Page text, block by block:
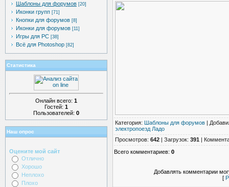
Шаблоны для форумов [20]
Иконки групп [71]
Кнопки для форумов [8]
Иконки для форумов [11]
Игры для PC [38]
Всё для Photoshop [82]
Статистика
Онлайн всего: 1
Гостей: 1
Пользователей: 0
Наш опрос
Оцените мой сайт
Отлично
Хорошо
Неплохо
Плохо
Категория: Шаблоны для форумов |
электропоезд Ладо
Просмотров: 642 | Загрузок: 391 |
Всего комментариев: 0
Добавлять комментарии
[